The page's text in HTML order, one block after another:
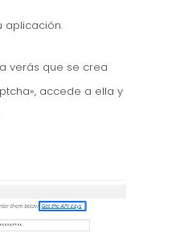
aplicación.
verás que se crea
accede a ella y